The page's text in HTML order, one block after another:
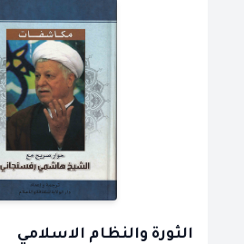
الثورة والنظام الاسلامي